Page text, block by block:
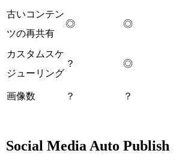
古いコンテン
ツの再共有
◎ ◎
カスタムスケ
ジューリング
？ ◎
画像数 ？ ？
Social Media Auto Publish